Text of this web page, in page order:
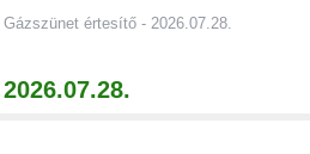
Gázszünet értesítő - 2026.07.28.